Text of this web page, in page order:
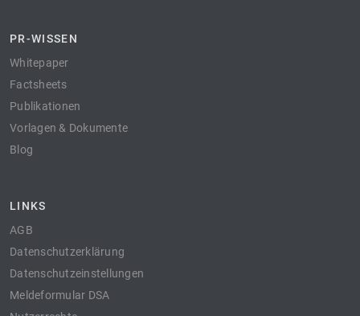
PR-WISSEN
Whitepaper
Factsheets
Publikationen
Vorlagen & Dokumente
Blog
LINKS
AGB
Datenschutzerklärung
Datenschutzeinstellungen
Meldeformular DSA